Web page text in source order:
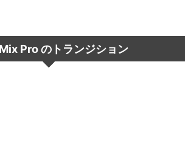
Pro のトランジション